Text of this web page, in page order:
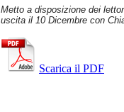
Metto a disposizione dei
uscita il 10 Dicembre con
Scarica il PDF